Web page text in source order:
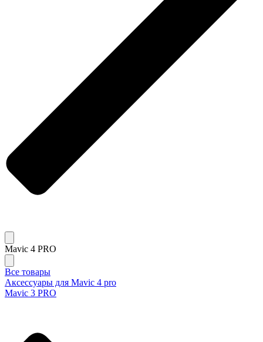
Mavic 4 PRO
Все товары
Аксессуары для Mavic 4 pro
Mavic 3 PRO